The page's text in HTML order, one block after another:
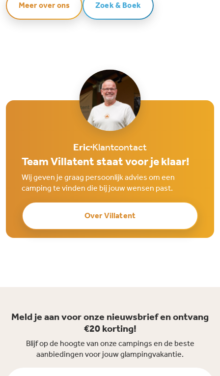
Meer over ons Zoek & Boek
Eric Klantcontact
Team Villatent staat voor je klaar!
Wij geven je graag persoonlijk advies om een
camping te vinden die bij jouw wensen past.
Over Villatent
Meld je aan voor onze nieuwsbrief en ontvang
€20 korting!
Blijf op de hoogte van onze campings en de beste
aanbiedingen voor jouw glampingvakantie.